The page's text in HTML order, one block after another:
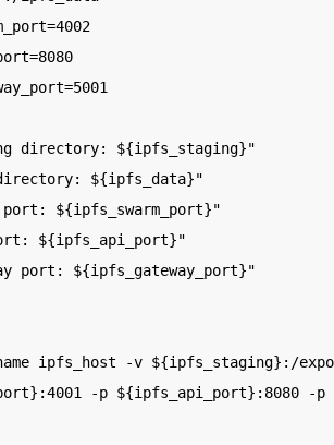
directory: ${ipfs_staging}"
${ipfs_data}"
port: ${ipfs_swarm_port}"
${ipfs_api_port}"
port: ${ipfs_gateway_port}"
ipfs_host -v ${ipfs_staging}:/
-p ${ipfs_api_port}:8080 -